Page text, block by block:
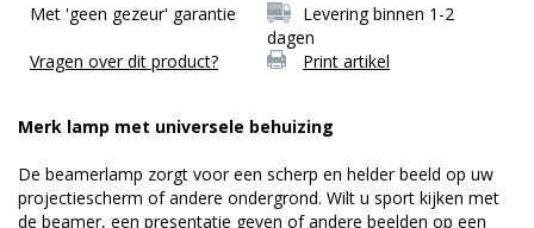
Met 'geen gezeur' garantie
Levering binnen 1-2
dagen
Vragen over dit product?
Print artikel
Merk lamp met universele behuizing
De beamerlamp zorgt voor een scherp en helder beeld op uw
projectiescherm of andere ondergrond. Wilt u sport kijken met
de beamer, een presentatie geven of andere beelden op een